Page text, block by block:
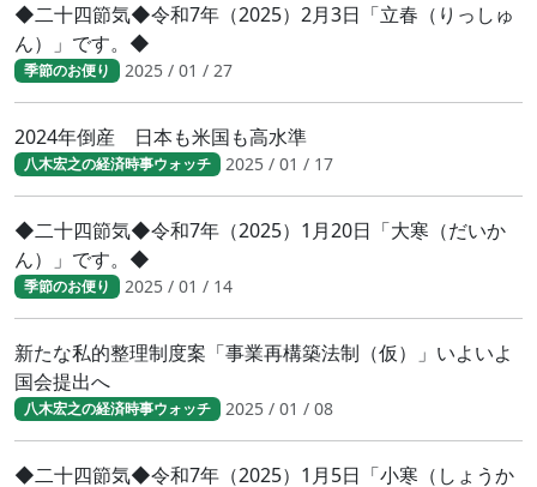
◆二十四節気◆令和7年（2025）2月3日「立春（りっしゅ
ん）」です。◆
季節のお便り 2025 / 01 / 27
2024年倒産 日本も米国も高水準
八木宏之の経済時事ウォッチ 2025 / 01 / 17
◆二十四節気◆令和7年（2025）1月20日「大寒（だいか
ん）」です。◆
季節のお便り 2025 / 01 / 14
新たな私的整理制度案「事業再構築法制（仮）」いよいよ
国会提出へ
八木宏之の経済時事ウォッチ 2025 / 01 / 08
◆二十四節気◆令和7年（2025）1月5日「小寒（しょうか